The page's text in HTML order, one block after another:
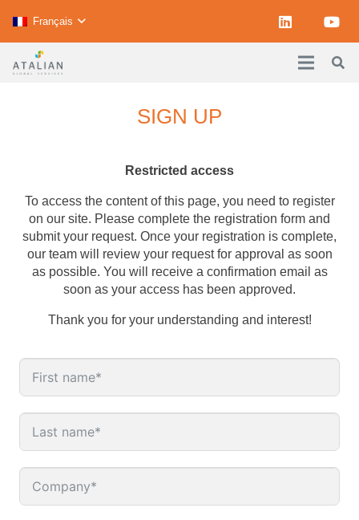
Français
SIGN UP
Restricted access
To access the content of this page, you need to register
on our site. Please complete the registration form and
submit your request. Once your registration is complete,
our team will review your request for approval as soon
as possible. You will receive a confirmation email as
soon as your access has been approved.
Thank you for your understanding and interest!